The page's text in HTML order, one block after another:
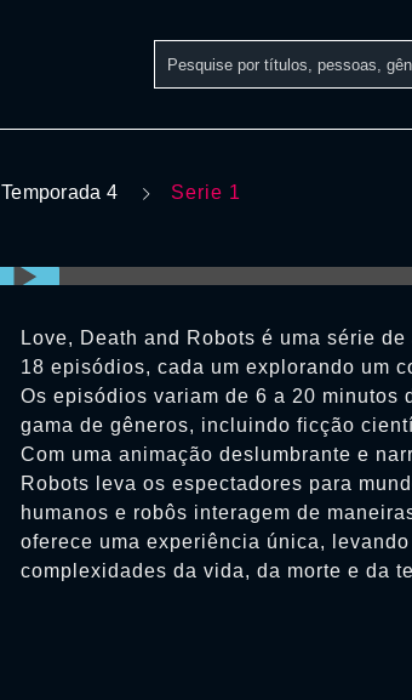
Temporada 4 Serie 1
Love, Death and Robots é uma série
18 episódios, cada um explorando um
Os episódios variam de 6 a 20 minutos
gama de gêneros, incluindo ficção
Com uma animação deslumbrante e
Robots leva os espectadores para
humanos e robôs interagem de
oferece uma experiência única,
complexidades da vida, da morte e da